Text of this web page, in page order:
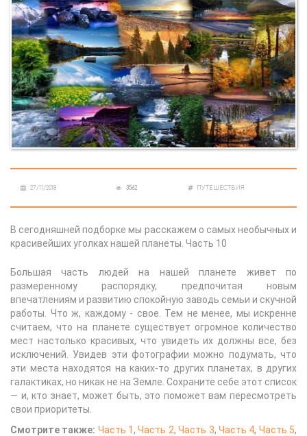
27/11/2018 3562 ПУТЕШЕСТВИЯ
В сегодняшней подборке мы расскажем о самых необычных и
красивейших уголках нашей планеты. Часть 10
Большая часть людей на нашей планете живет по
размеренному распорядку, предпочитая новым
впечатлениям и развитию спокойную заводь семьи и скучной
работы. Что ж, каждому - свое. Тем не менее, мы искренне
считаем, что на планете существует огромное количество
мест настолько красивых, что увидеть их должны все, без
исключений. Увидев эти фотографии можно подумать, что
эти места находятся на каких-то других планетах, в других
галактиках, но никак не на Земле. Сохраните себе этот список
— и, кто знает, может быть, это поможет вам пересмотреть
свои приоритеты.
Смотрите также: Часть 1,Часть 2,Часть 3, Часть 4, Часть 5,